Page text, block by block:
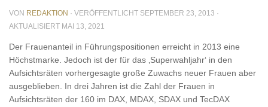
VON REDAKTION · VERÖFFENTLICHT SEPTEMBER 23, 2013 ·
AKTUALISIERT MAI 13, 2021
Der Frauenanteil in Führungspositionen erreicht in 2013 eine
Höchstmarke. Jedoch ist der für das ‚Superwahljahr‘ in den
Aufsichtsräten vorhergesagte große Zuwachs neuer Frauen aber
ausgeblieben. In drei Jahren ist die Zahl der Frauen in
Aufsichtsräten der 160 im DAX, MDAX, SDAX und TecDAX